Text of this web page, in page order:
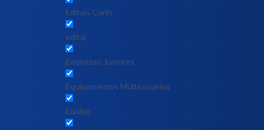
Editais Corin
edital
Empresas Juniores
Equipamentos Multiusuários
Equipe